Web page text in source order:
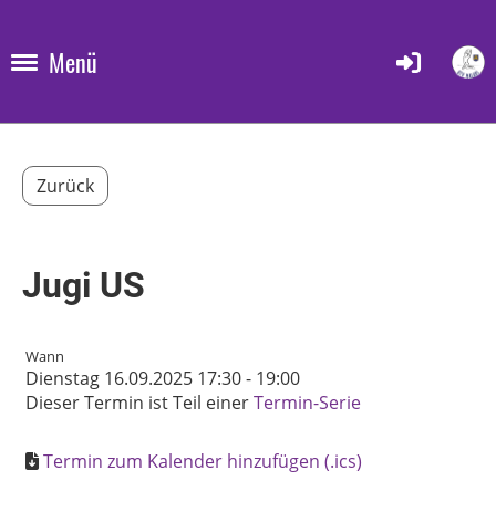
Menü
Zurück
Jugi US
Wann
Dienstag 16.09.2025 17:30 - 19:00
Dieser Termin ist Teil einerTermin-Serie
Termin zum Kalender hinzufügen (.ics)